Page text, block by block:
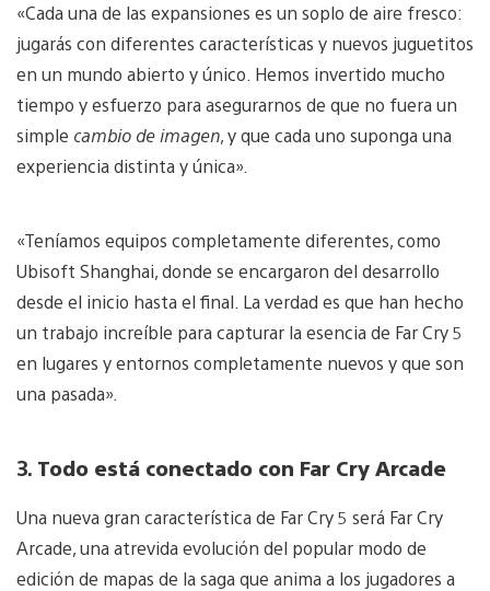
«Cada una de las expansiones es un soplo de aire fresco:
jugarás con diferentes características y nuevos juguetitos
en un mundo abierto y único. Hemos invertido mucho
tiempo y esfuerzo para asegurarnos de que no fuera un
simple cambio de imagen, y que cada uno suponga una
experiencia distinta y única».
«Teníamos equipos completamente diferentes, como
Ubisoft Shanghai, donde se encargaron del desarrollo
desde el inicio hasta el final. La verdad es que han hecho
un trabajo increíble para capturar la esencia de Far Cry 5
en lugares y entornos completamente nuevos y que son
una pasada».
3. Todo está conectado con Far Cry Arcade
Una nueva gran característica de Far Cry 5 será Far Cry
Arcade, una atrevida evolución del popular modo de
edición de mapas de la saga que anima a los jugadores a